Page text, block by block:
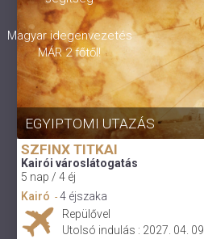
EGYIPTOMI UTAZÁS
Magyar idegenvezetés
MÁR 2 főtől!
SZFINX TITKAI
Kairói városlátogatás
5 nap / 4 éj
Kairó - 4 éjszaka
Repülővel
Utolsó indulás : 2027. 04. 09.